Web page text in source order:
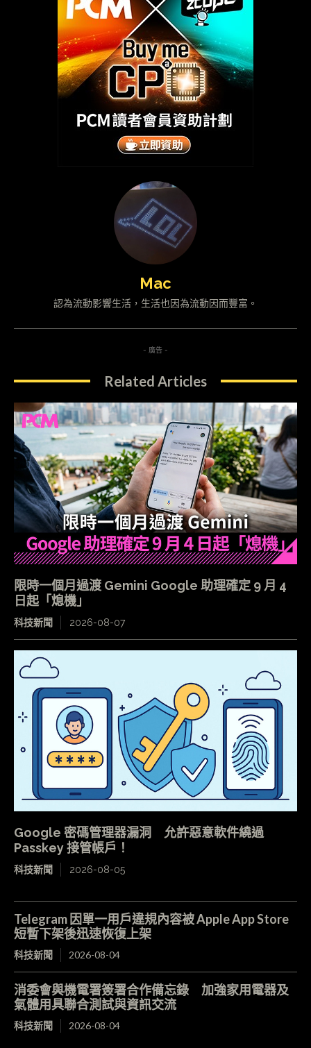
Mac
認為流動影響生活，生活也因為流動因而豐富。
- 廣告 -
Related Articles
限時一個月過渡 Gemini Google 助理確定 9 月 4
日起「熄機」
科技新聞 2026-08-07
Google 密碼管理器漏洞 允許惡意軟件繞過
Passkey 接管帳戶！
科技新聞 2026-08-05
Telegram 因單一用戶違規內容被 Apple App Store
短暫下架後迅速恢復上架
科技新聞 2026-08-04
消委會與機電署簽署合作備忘錄 加強家用電器及
氣體用具聯合測試與資訊交流
科技新聞 2026-08-04